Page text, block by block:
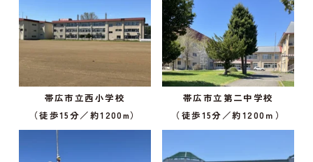
帯広市立西小学校
（徒歩15分／約1200m）
帯広市立第二中学校
（徒歩15分／約1200ｍ）